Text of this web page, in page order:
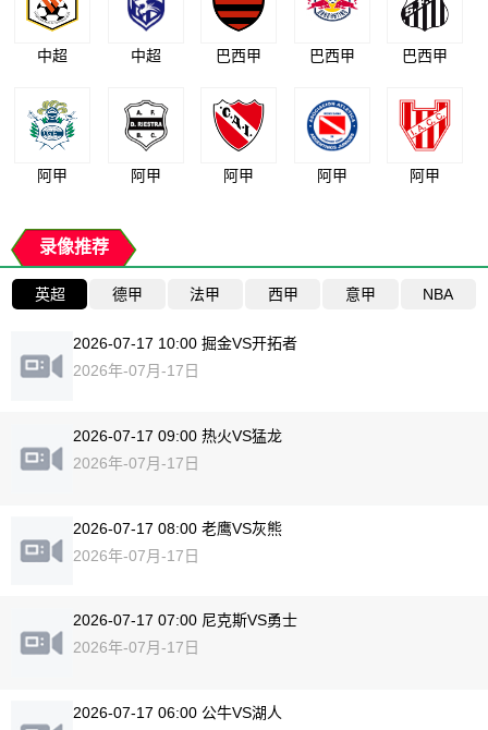
中超 中超 巴西甲 巴西甲 巴西甲
阿甲 阿甲 阿甲 阿甲 阿甲
录像推荐
英超 德甲 法甲 西甲 意甲 NBA
2026-07-17 10:00 掘金VS开拓者
2026年-07月-17日
2026-07-17 09:00 热火VS猛龙
2026年-07月-17日
2026-07-17 08:00 老鹰VS灰熊
2026年-07月-17日
2026-07-17 07:00 尼克斯VS勇士
2026年-07月-17日
2026-07-17 06:00 公牛VS湖人